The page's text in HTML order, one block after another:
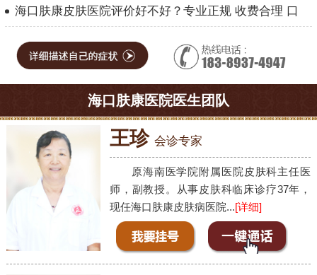
海口肤康皮肤医院评价好不好？专业正规 收费合理 口
海口肤康医院医生团队
王珍 会诊专家
原海南医学院附属医院皮肤科主任医
师，副教授。从事皮肤科临床诊疗37年，
现任海口肤康皮肤病医院...[详细]